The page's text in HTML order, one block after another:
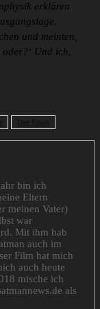
erklären
und meinten,
Und ich,
bin ich
Eltern
meinen Vater)
war
Mit ihm hab
auch im
Film hat mich
auch heute
mische ich
als